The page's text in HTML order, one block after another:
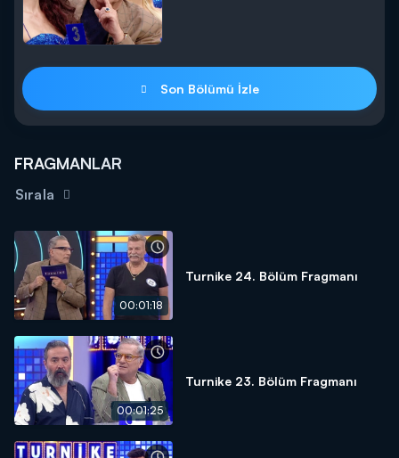
Son Bölümü İzle
FRAGMANLAR
Sırala
00:01:18
Turnike 24. Bölüm Fragmanı
00:01:25
Turnike 23. Bölüm Fragmanı